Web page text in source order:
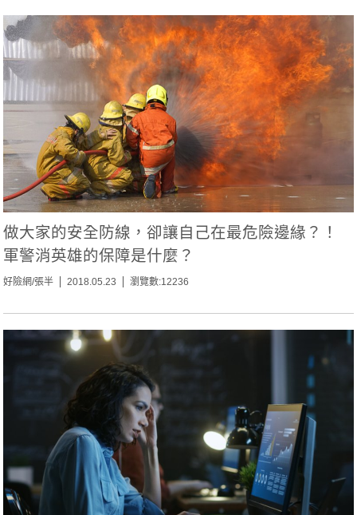
做大家的安全防線，卻讓自己在最危險邊緣？！
軍警消英雄的保障是什麼？
好險網/張半 2018.05.23 瀏覽數:12236